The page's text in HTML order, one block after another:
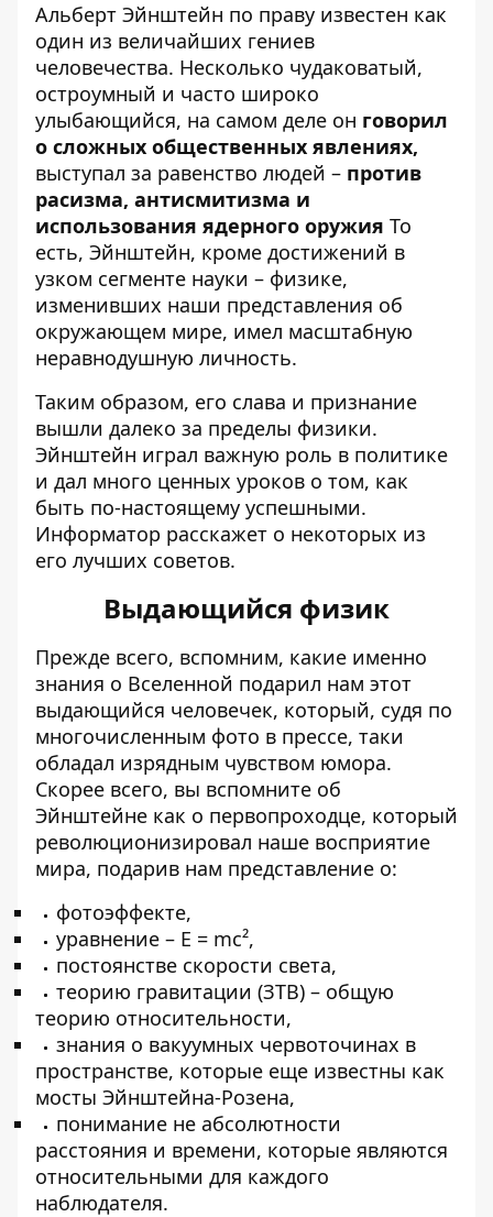
Альберт Эйнштейн по праву известен как
один из величайших гениев
человечества. Несколько чудаковатый,
остроумный и часто широко
улыбающийся, на самом деле он говорил
о сложных общественных явлениях,
выступал за равенство людей – против
расизма, антисмитизма и
использования ядерного оружия То
есть, Эйнштейн, кроме достижений в
узком сегменте науки – физике,
изменивших наши представления об
окружающем мире, имел масштабную
неравнодушную личность.
Таким образом, его слава и признание
вышли далеко за пределы физики.
Эйнштейн играл важную роль в политике
и дал много ценных уроков о том, как
быть по-настоящему успешными.
Информатор расскажет о некоторых из
его лучших советов.
Выдающийся физик
Прежде всего, вспомним, какие именно
знания о Вселенной подарил нам этот
выдающийся человечек, который, судя по
многочисленным фото в прессе, таки
обладал изрядным чувством юмора.
Скорее всего, вы вспомните об
Эйнштейне как о первопроходце, который
революционизировал наше восприятие
мира, подарив нам представление о:
фотоэффекте,
уравнение – E = mc²,
постоянстве скорости света,
теорию гравитации (ЗТВ) – общую
теорию относительности,
знания о вакуумных червоточинах в
пространстве, которые еще известны как
мосты Эйнштейна-Розена,
понимание не абсолютности
расстояния и времени, которые являются
относительными для каждого
наблюдателя.